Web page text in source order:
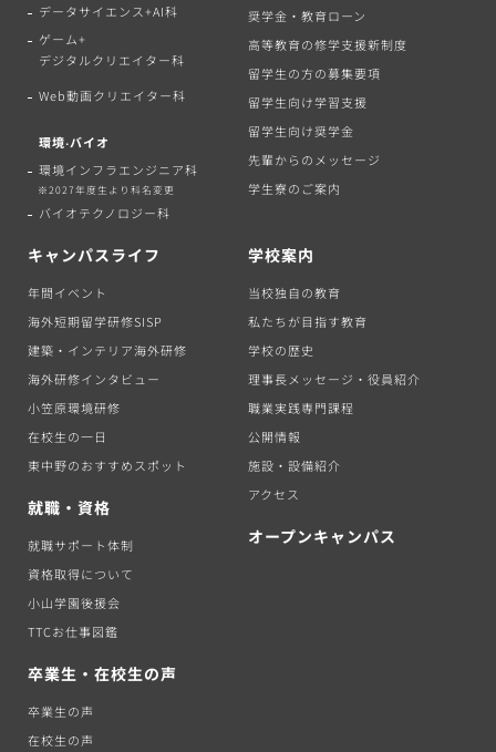
データサイエンス+AI科
ゲーム+
デジタルクリエイター科
Web動画クリエイター科
環境‧バイオ
環境インフラエンジニア科
※2027年度生より科名変更
バイオテクノロジー科
奨学金・教育ローン
高等教育の修学支援新制度
留学生の方の募集要項
留学生向け学習支援
留学生向け奨学金
先輩からのメッセージ
学生寮のご案内
キャンパスライフ
年間イベント
海外短期留学研修SISP
建築・インテリア海外研修
海外研修インタビュー
小笠原環境研修
在校生の一日
東中野のおすすめスポット
就職・資格
就職サポート体制
資格取得について
小山学園後援会
TTCお仕事図鑑
卒業生・在校生の声
卒業生の声
在校生の声
学校案内
当校独自の教育
私たちが目指す教育
学校の歴史
理事長メッセージ・役員紹介
職業実践専門課程
公開情報
施設・設備紹介
アクセス
オープンキャンパス